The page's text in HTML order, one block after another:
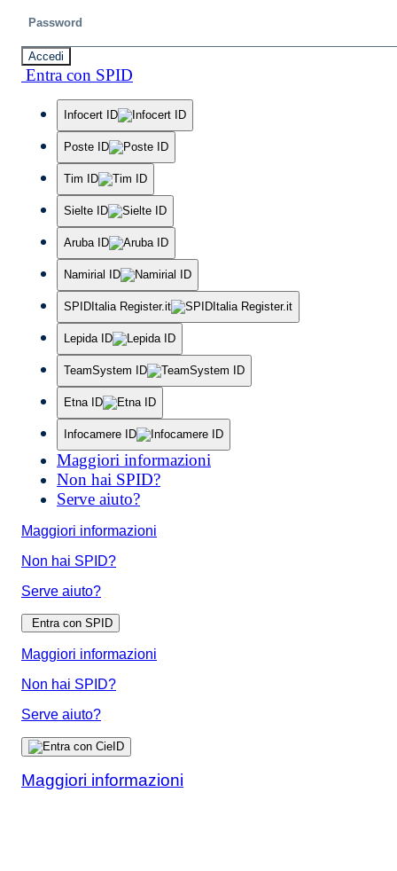
Accedi
Entra con SPID
Infocert ID
Poste ID
Tim ID
Sielte ID
Aruba ID
Namirial ID
SPIDItalia Register.it
Lepida ID
TeamSystem ID
Etna ID
Infocamere ID
Maggiori informazioni
Non hai SPID?
Serve aiuto?
Maggiori informazioni
Non hai SPID?
Serve aiuto?
Entra con SPID
Maggiori informazioni
Non hai SPID?
Serve aiuto?
Maggiori informazioni